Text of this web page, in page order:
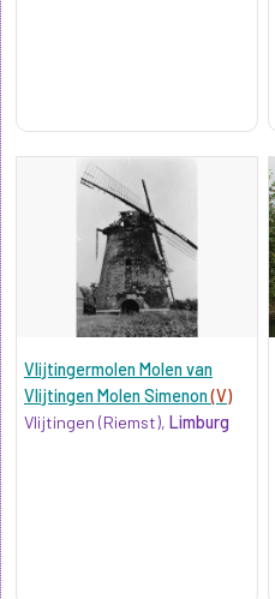
Vlijtingermolen Molen van
Vlijtingen Molen Simenon(V)
Vlijtingen (Riemst), Limburg